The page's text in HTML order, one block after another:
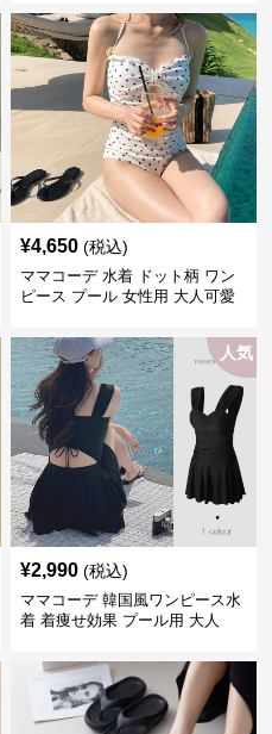
¥4,650 (税込)
ママコーデ 水着 ドット柄 ワン
ピース プール 女性用 大人可愛
人気
¥2,990 (税込)
ママコーデ 韓国風ワンピース水
着 着痩せ効果 プール用 大人